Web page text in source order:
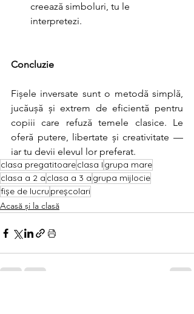
creează simboluri, tu le
interpretezi.
Concluzie
Fișele inversate sunt o metodă simplă,
jucăușă și extrem de eficientă pentru
copiii care refuză temele clasice. Le
oferă putere, libertate și creativitate —
iar tu devii elevul lor preferat.
clasa pregatitoareclasa I grupa mare
clasa a 2 a clasa a 3 a grupa mijlocie
fișe de lucru preșcolari
Acasă și la clasă